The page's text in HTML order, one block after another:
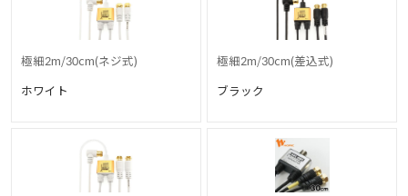
極細2m/30cm(ネジ式)
ホワイト
極細2m/30cm(差込式)
ブラック